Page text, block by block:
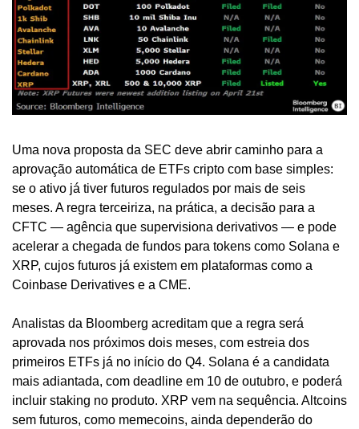
Uma nova proposta da SEC deve abrir caminho para a
aprovação automática de ETFs cripto com base simples:
se o ativo já tiver futuros regulados por mais de seis
meses. A regra terceiriza, na prática, a decisão para a
CFTC — agência que supervisiona derivativos — e pode
acelerar a chegada de fundos para tokens como Solana e
XRP, cujos futuros já existem em plataformas como a
Coinbase Derivatives e a CME.
Analistas da Bloomberg acreditam que a regra será
aprovada nos próximos dois meses, com estreia dos
primeiros ETFs já no início do Q4. Solana é a candidata
mais adiantada, com deadline em 10 de outubro, e poderá
incluir staking no produto. XRP vem na sequência. Altcoins
sem futuros, como memecoins, ainda dependerão do